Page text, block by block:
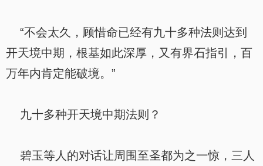
“不会太久，顾惜命已经有九十多种法则达到
开天境中期，根基如此深厚，又有界石指引，百
万年内肯定能破境。”
九十多种开天境中期法则？
碧玉等人的对话让周围至圣都为之一惊，三人